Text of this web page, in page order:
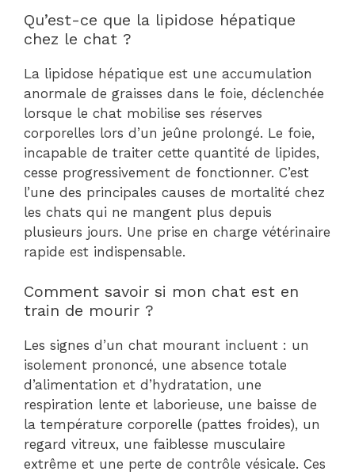
Qu’est-ce que la lipidose hépatique
chez le chat ?
La lipidose hépatique est une accumulation
anormale de graisses dans le foie, déclenchée
lorsque le chat mobilise ses réserves
corporelles lors d’un jeûne prolongé. Le foie,
incapable de traiter cette quantité de lipides,
cesse progressivement de fonctionner. C’est
l’une des principales causes de mortalité chez
les chats qui ne mangent plus depuis
plusieurs jours. Une prise en charge vétérinaire
rapide est indispensable.
Comment savoir si mon chat est en
train de mourir ?
Les signes d’un chat mourant incluent : un
isolement prononcé, une absence totale
d’alimentation et d’hydratation, une
respiration lente et laborieuse, une baisse de
la température corporelle (pattes froides), un
regard vitreux, une faiblesse musculaire
extrême et une perte de contrôle vésicale. Ces